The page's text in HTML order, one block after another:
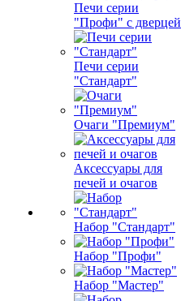
Печи серии
"Профи" с дверцей
Печи серии
"Стандарт"
Очаги "Премиум"
Аксессуары для
печей и очагов
Набор "Стандарт"
Набор "Профи"
Набор "Мастер"